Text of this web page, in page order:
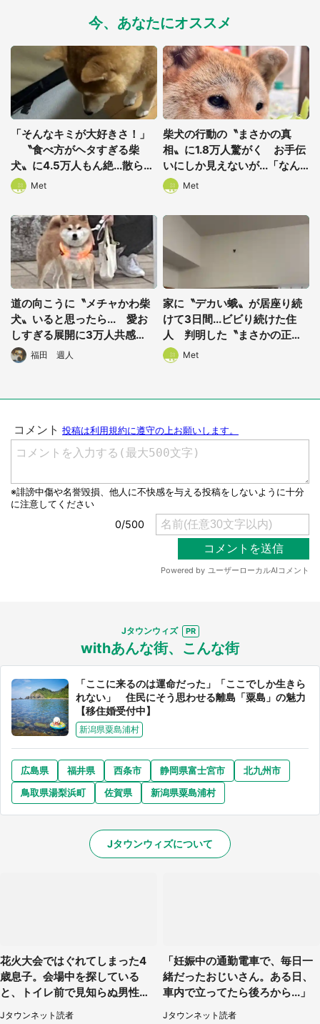
今、あなたにオススメ
「そんなキミが大好きさ！」
〝食べ方がヘタすぎる柴
犬〟に4.5万人もん絶...散らか
してしまう「条件」とは
Met
柴犬の行動の〝まさかの真
相〟に1.8万人驚がく お手伝
いにしか見えないが...「なん...
やて...！」「許す！」
Met
道の向こうに〝メチャかわ柴
犬〟いると思ったら... 愛お
しすぎる展開に3万人共感
「クソわかる」
福田 週人
家に〝デカい蛾〟が居座り続
けて3日間...ビビり続けた住
人 判明した〝まさかの正
体〟に14万人も困惑
Met
Jタウンウィズ
withあんな街、こんな街
「ここに来るのは運命だった」「ここでしか生きら
れない」 住民にそう思わせる離島「粟島」の魅力
【移住婚受付中】
新潟県粟島浦村
広島県 福井県 西条市 静岡県富士宮市
北九州市
鳥取県湯梨浜町
佐賀県 新潟県粟島浦村
Jタウンウィズについて
花火大会ではぐれてしまった4
歳息子。会場中を探している
と、トイレ前で見知らぬ男性に
（東京都・女性）
Jタウンネット読者
「妊娠中の通勤電車で、毎日一
緒だったおじいさん。ある日、
車内で立ってたら後ろから...」
Jタウンネット読者